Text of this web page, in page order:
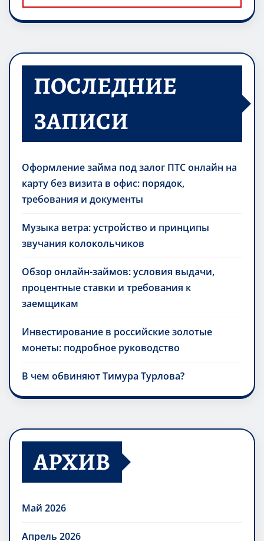
ПОСЛЕДНИЕ
ЗАПИСИ
Оформление займа под залог ПТС онлайн на
карту без визита в офис: порядок,
требования и документы
Музыка ветра: устройство и принципы
звучания колокольчиков
Обзор онлайн-займов: условия выдачи,
процентные ставки и требования к
заемщикам
Инвестирование в российские золотые
монеты: подробное руководство
В чем обвиняют Тимура Турлова?
АРХИВ
Май 2026
Апрель 2026